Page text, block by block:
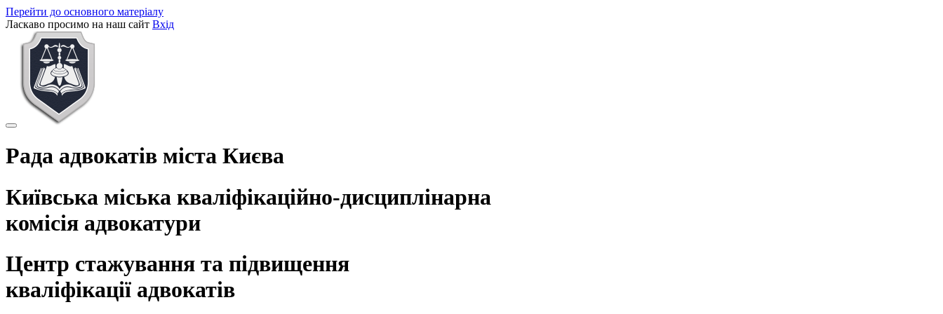
Перейти до основного матеріалу
Ласкаво просимо на наш сайт Вхід
Рада адвокатів міста Києва
Київська міська кваліфікаційно-дисциплінарна
комісія адвокатури
Центр стажування та підвищення
кваліфікації адвокатів